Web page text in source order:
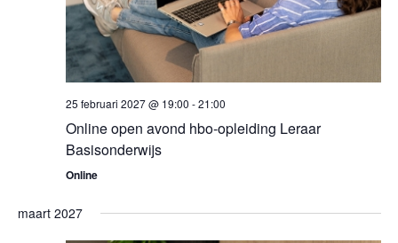
25 februari 2027 @ 19:00 -21:00
Online open avond hbo-opleiding Leraar
Basisonderwijs
Online
maart 2027